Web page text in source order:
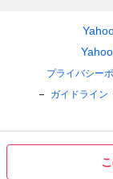
プライバシー
ガイドライン